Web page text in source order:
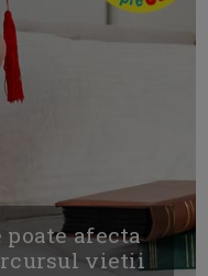
poate afecta
vietii